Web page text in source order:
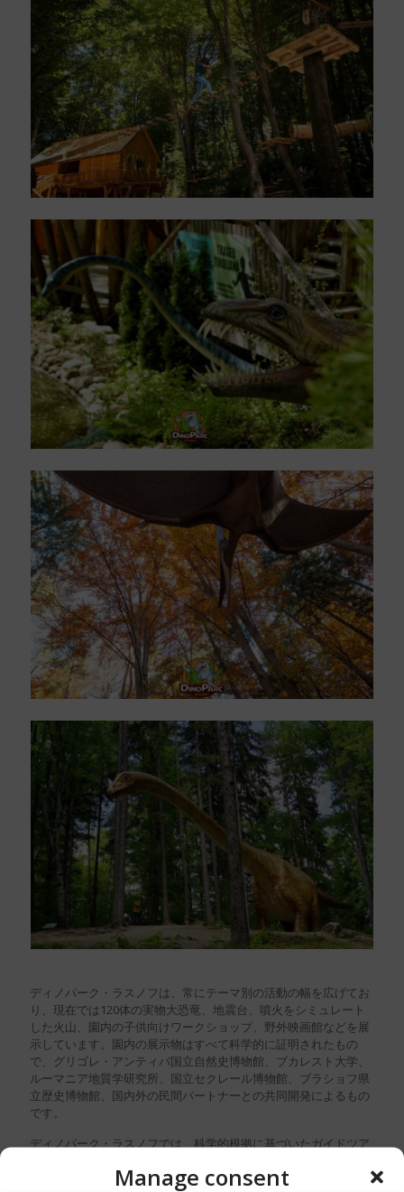
Manage consent
ディノパーク・ラスノフは、常にテーマ別の活動の幅を広げてお
り、現在では120体の実物大恐竜、地震台、噴火をシミュレート
した火山、園内の子供向けワークショップ、野外映画館などを展
示しています。園内の展示物はすべて科学的に証明されたもの
で、グリゴレ・アンティパ国立自然史博物館、ブカレスト大学、
ルーマニア地質学研究所、国立セクレール博物館、ブラショフ県
立歴史博物館、国内外の民間パートナーとの共同開発によるもの
です。
ディノパーク・ラスノフでは、科学的根拠に基づいたガイドツア
ィーク」のプログラムでは、小学生や未就学児を対象に、樹木や